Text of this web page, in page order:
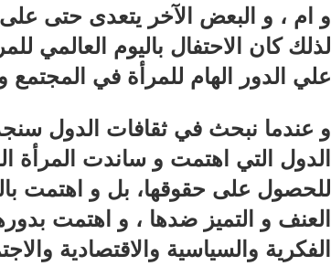
و ام ، و البعض الآخر يتعدى حتى على
لذلك كان الاحتفال باليوم العالمي
علي الدور الهام للمرأة في المجتمع
و عندما نبحث في ثقافات الدول
الدول التي اهتمت و ساندت المرأة
للحصول على حقوقها، بل و اهتمت
العنف و التميز ضدها ، و اهتمت
الفكرية والسياسية والاقتصادية